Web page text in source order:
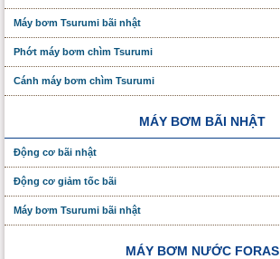
Máy bơm Tsurumi bãi nhật
Phớt máy bơm chìm Tsurumi
Cánh máy bơm chìm Tsurumi
MÁY BƠM BÃI NHẬT
Động cơ bãi nhật
Động cơ giảm tốc bãi
Máy bơm Tsurumi bãi nhật
MÁY BƠM NƯỚC FORAS